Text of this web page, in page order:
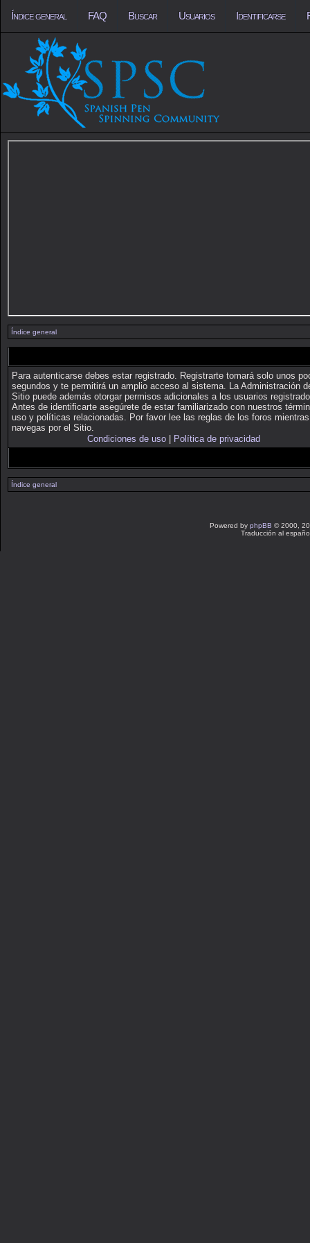
Índice general FAQ Buscar Usuarios Identificarse
Índice general
Para autenticarse debes estar registrado. Registrarte tomará solo unos
segundos y te permitirá un amplio acceso al sistema. La Administración
Sitio puede además otorgar permisos adicionales a los usuarios
Antes de identificarte asegúrete de estar familiarizado con nuestros
uso y políticas relacionadas. Por favor lee las reglas de los foros mientras
navegas por el Sitio.
Condiciones de uso| Política de privacidad
Índice general
Powered by phpBB © 2000,
Traducción al